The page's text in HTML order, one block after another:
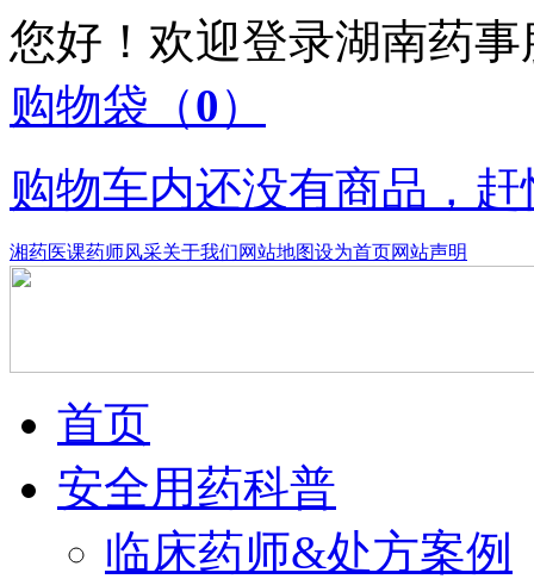
您好！欢迎登录湖南药
购物袋 （0）
购物车内还没有商品，
湘药医课药师风采关于我们网站地图设为首页网站声明
首页
安全用药科普
临床药师&处方案例